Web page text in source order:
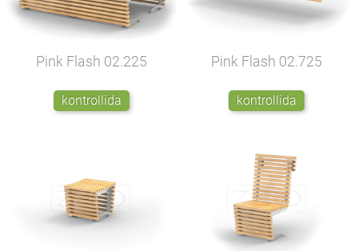
Pink Flash 02.225
kontrollida
Pink Flash 02.725
kontrollida